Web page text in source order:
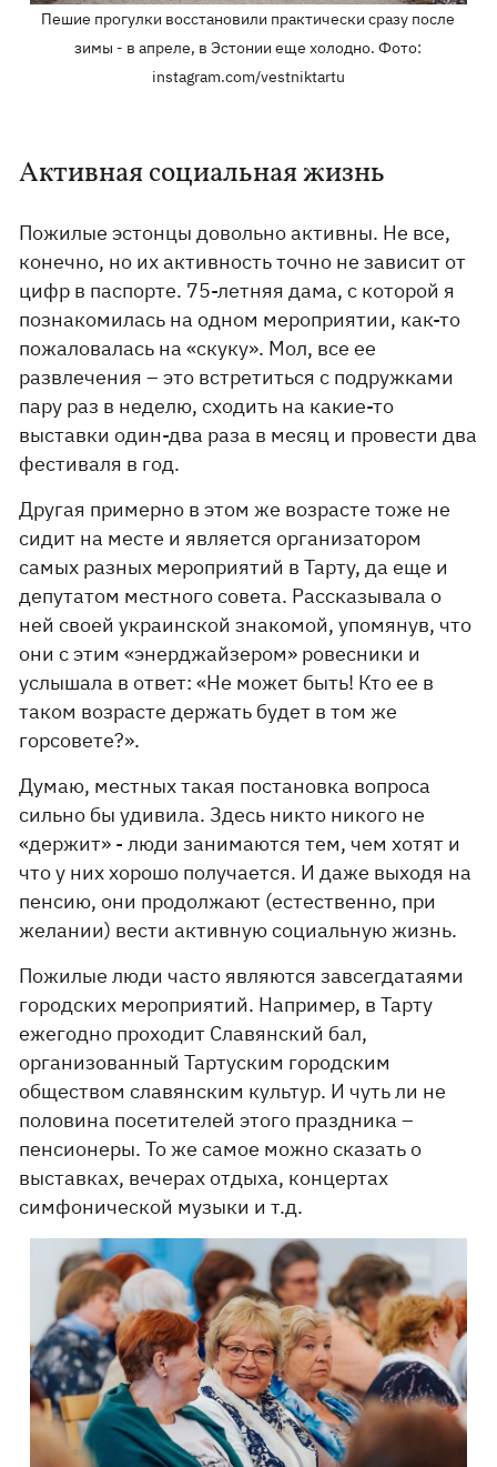
Пешие прогулки восстановили практически сразу после
зимы - в апреле, в Эстонии еще холодно. Фото:
instagram.com/vestniktartu
Активная социальная жизнь
Пожилые эстонцы довольно активны. Не все,
конечно, но их активность точно не зависит от
цифр в паспорте. 75-летняя дама, с которой я
познакомилась на одном мероприятии, как-то
пожаловалась на «скуку». Мол, все ее
развлечения – это встретиться с подружками
пару раз в неделю, сходить на какие-то
выставки один-два раза в месяц и провести два
фестиваля в год.
Другая примерно в этом же возрасте тоже не
сидит на месте и является организатором
самых разных мероприятий в Тарту, да еще и
депутатом местного совета. Рассказывала о
ней своей украинской знакомой, упомянув, что
они с этим «энерджайзером» ровесники и
услышала в ответ: «Не может быть! Кто ее в
таком возрасте держать будет в том же
горсовете?».
Думаю, местных такая постановка вопроса
сильно бы удивила. Здесь никто никого не
«держит» - люди занимаются тем, чем хотят и
что у них хорошо получается. И даже выходя на
пенсию, они продолжают (естественно, при
желании) вести активную социальную жизнь.
Пожилые люди часто являются завсегдатаями
городских мероприятий. Например, в Тарту
ежегодно проходит Славянский бал,
организованный Тартуским городским
обществом славянским культур. И чуть ли не
половина посетителей этого праздника –
пенсионеры. То же самое можно сказать о
выставках, вечерах отдыха, концертах
симфонической музыки и т.д.